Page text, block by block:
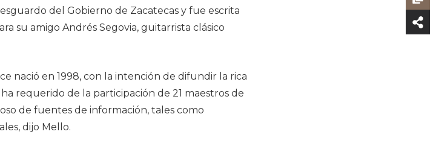
del Gobierno de Zacatecas y fue escrita
su amigo Andrés Segovia, guitarrista clásico
nació en 1998, con la intención de difundir la rica
requerido de la participación de 21 maestros de
de fuentes de información, tales como
dijo Mello.